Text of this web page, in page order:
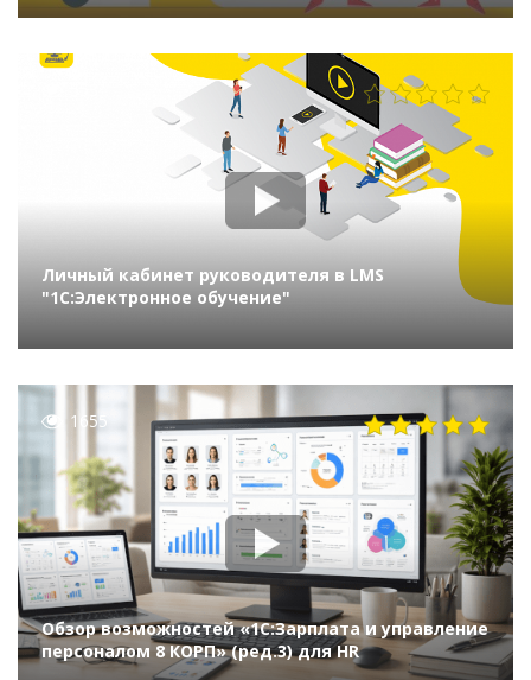
Личный кабинет руководителя в LMS
"1С:Электронное обучение"
1655
Обзор возможностей «1С:Зарплата и управление
персоналом 8 КОРП» (ред.3) для HR